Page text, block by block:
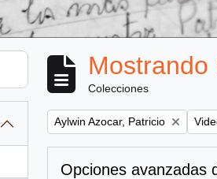
Mostrando
Colecciones
Remove filter:
Aylwin Azocar, Patricio
Opciones avanzadas